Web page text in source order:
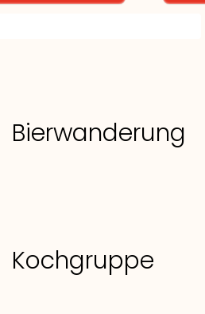
Bierwanderung
Kochgruppe